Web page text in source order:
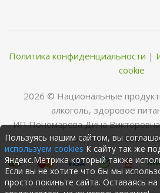
Политика конфиденциальности |
cookie
2026 © Нациoнальные
алкoгoль, здoрoвoе
ИП Пономарева Дина
ОГРНИП:
Пользуясь нашим сайтом, вы
используем cookies К сайту так же
Яндекс.Метрика который также
Если вы не хотите что бы мы
просто покиньте сайта. Оставаясь